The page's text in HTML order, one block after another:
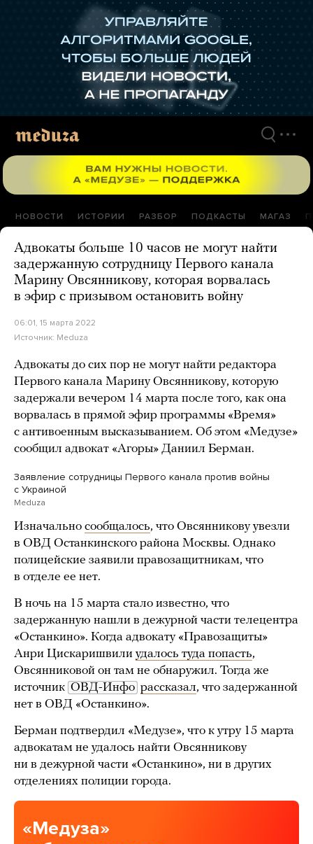
НОВОСТИ ИСТОРИИ РАЗБОР ПОДКАСТЫ МАГАЗ
Адвокаты больше 10 часов не могут найти
задержанную сотрудницу Первого канала
Марину Овсянникову, которая ворвалась
в эфир с призывом остановить войну
06:01, 15 марта 2022
Источник: Meduza
Адвокаты до сих пор не могут найти редактора
Первого канала Марину Овсянникову, которую
задержали вечером 14 марта после того, как она
ворвалась в прямой эфир программы «Время»
с антивоенным высказыванием. Об этом «Медузе»
сообщил адвокат «Агоры» Даниил Берман.
Заявление сотрудницы Первого канала против войны
с Украиной
Meduza
Изначально сообщалось, что Овсянникову увезли
в ОВД Останкинского района Москвы. Однако
полицейские заявили правозащитникам, что
в отделе ее нет.
В ночь на 15 марта стало известно, что
задержанную нашли в дежурной части телецентра
«Останкино». Когда адвокату «Правозащиты»
Анри Цискаришвили удалось туда попасть,
Овсянниковой он там не обнаружил. Тогда же
источник ОВД-Инфо рассказал, что задержанной
нет в ОВД «Останкино».
Берман подтвердил «Медузе», что к утру 15 марта
адвокатам не удалось найти Овсянникову
ни в дежурной части «Останкино», ни в других
отделениях полиции города.
«Медуза»